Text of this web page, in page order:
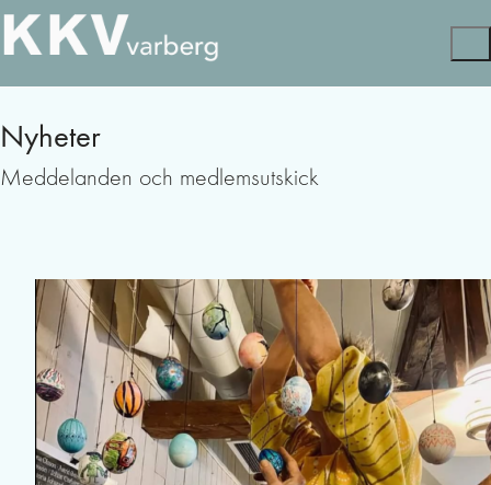
Nyheter
Meddelanden och medlemsutskick